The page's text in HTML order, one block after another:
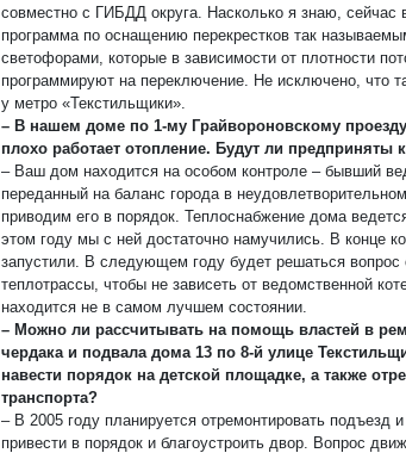
совместно с ГИБДД округа. Насколько я знаю, сейчас
программа по оснащению перекрестков так
светофорами, которые в зависимости от плотности
программируют на переключение. Не исключено, что
у метро «Текстильщики».
– В нашем доме по 1-му Грайвороновскому
плохо работает отопление. Будут ли предприняты
– Ваш дом находится на особом контроле – бывший
переданный на баланс города в
приводим его в порядок. Теплоснабжение дома
этом году мы с ней достаточно намучились. В конце
запустили. В следующем году будет решаться вопрос
теплотрассы, чтобы не зависеть от ведомственной
находится не в самом лучшем состоянии.
– Можно ли рассчитывать на помощь властей в
чердака и подвала дома 13 по 8-й улице
навести порядок на детской площадке, а также
транспорта?
– В 2005 году планируется отремонтировать подъезд
привести в порядок и благоустроить двор. Вопрос